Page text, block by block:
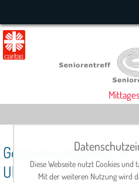
Gedächtnistraining mit
Uhr
Diese Webseite nutzt Cookies und
Mit der weiteren Nutzung wird